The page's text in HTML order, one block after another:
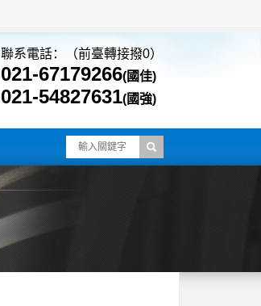
聯系電話：（前臺轉接撥0）
021-67179266(國佳)
021-54827631(國強)